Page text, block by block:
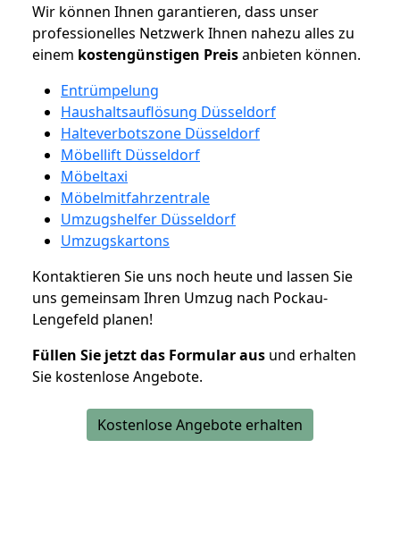
Wir können Ihnen garantieren, dass unser
professionelles Netzwerk Ihnen nahezu alles zu
einem kostengünstigen Preisanbieten können.
Entrümpelung
Haushaltsauflösung Düsseldorf
Halteverbotszone Düsseldorf
Möbellift Düsseldorf
Möbeltaxi
Möbelmitfahrzentrale
Umzugshelfer Düsseldorf
Umzugskartons
Kontaktieren Sie uns noch heute und lassen Sie
uns gemeinsam Ihren Umzug nach Pockau-
Lengefeld planen!
Füllen Sie jetzt das Formular aus und erhalten
Sie kostenlose Angebote.
Kostenlose Angebote erhalten